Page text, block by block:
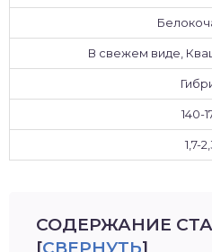
В свежем виде,
140-
1,7-
СОДЕРЖАНИЕ